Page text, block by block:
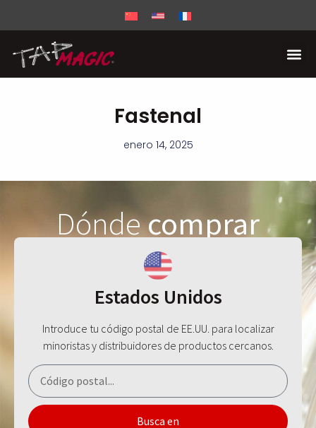
Fastenal
enero 14, 2025
Dóndecomprar
Estados Unidos
Introduce tu código postal de EE.UU. para localizar
minoristas y distribuidores de productos cercanos.
Busca en